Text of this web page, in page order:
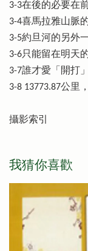
3-3在後的必要在
3-4喜馬拉雅山脈
3-5約旦河的另外
3-6只能留在明天
3-7誰才愛「開打
3-8 13773.87公里
攝影索引
我猜你喜歡